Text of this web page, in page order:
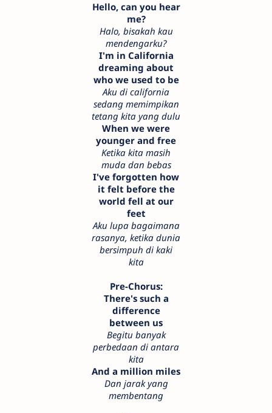
Hello, can you hear
me?
Halo, bisakah kau
mendengarku?
I'm in California
dreaming about
who we used to be
Aku di california
sedang memimpikan
tetang kita yang dulu
When we were
younger and free
Ketika kita masih
muda dan bebas
I've forgotten how
it felt before the
world fell at our
feet
Aku lupa bagaimana
rasanya, ketika dunia
bersimpuh di kaki
kita
Pre-Chorus:
There's such a
difference
between us
Begitu banyak
perbedaan di antara
kita
And a million miles
Dan jarak yang
membentang